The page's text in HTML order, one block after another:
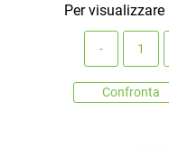
Per
Confronta